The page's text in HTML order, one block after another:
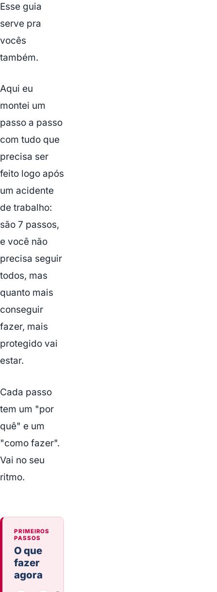
Esse guia
serve pra
vocês
também.
Aqui eu
montei um
passo a passo
com tudo que
precisa ser
feito logo após
um acidente
de trabalho:
são 7 passos,
e você não
precisa seguir
todos, mas
quanto mais
conseguir
fazer, mais
protegido vai
estar.
Cada passo
tem um "por
quê" e um
"como fazer".
Vai no seu
ritmo.
Assistir
ao v?
deo
PRIMEIROS
PASSOS
O que
fazer
agora